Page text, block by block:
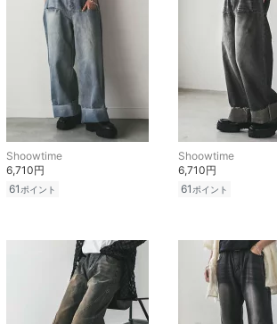
Shoowtime
6,710円
61 ポイント
Shoowtime
6,710円
61ポイント